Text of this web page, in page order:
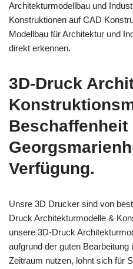
Architekturmodellbau und
Konstruktionen auf CAD
Modellbau für Architektur und
direkt erkennen.
3D-Druck
Beschaffenheit
Verfügung.
Unsre 3D Drucker sind von
Druck Architekturmodelle &
unsere 3D-Druck
aufgrund der guten
Zeitraum nutzen, lohnt sich für